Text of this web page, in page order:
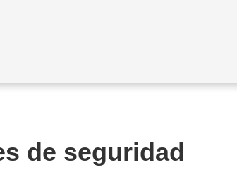
de seguridad